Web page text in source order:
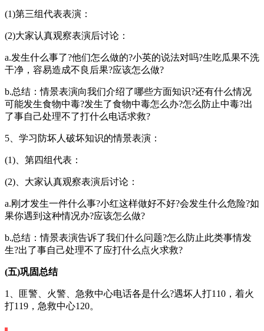
(1)第三组代表表演：
(2)大家认真观察表演后讨论：
a.发生什么事了?他们怎么做的?小英的说法对吗?生吃瓜果不洗
干净，容易造成不良后果?应该怎么做?
b.总结：情景表演向我们介绍了哪些方面知识?还有什么情况
可能发生食物中毒?发生了食物中毒怎么办?怎么防止中毒?出
了事自己处理不了打什么电话求救?
5、学习防坏人破坏知识的情景表演：
(1)、第四组代表：
(2)、大家认真观察表演后讨论：
a.刚才发生一件什么事?小红这样做好不好?会发生什么危险?如
果你遇到这种情况办?应该怎么做?
b.总结：情景表演告诉了我们什么问题?怎么防止此类事情发
生?出了事自己处理不了应打什么点火求救?
(五)巩固总结
1、匪警、火警、急救中心电话各是什么?遇坏人打110，着火
打119，急救中心120。